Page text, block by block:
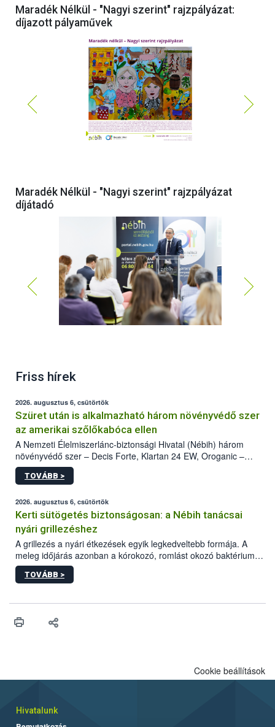
Maradék Nélkül - "Nagyi szerint" rajzpályázat:
díjazott pályaművek
Maradék Nélkül - "Nagyi szerint" rajzpályázat
díjátadó
Friss hírek
2026. augusztus 6, csütörtök
Szüret után is alkalmazható három növényvédő szer
az amerikai szőlőkabóca ellen
A Nemzeti Élelmiszerlánc-biztonsági Hivatal (Nébih) három
növényvédő szer – Decis Forte, Klartan 24 EW, Oroganic –
engedélyokiratát módosította, így azok a szüretet követően,
egészen a vesszőérettség (BBCH 91) stádiumáig
érésű szőlőkben is legyen lehetőség a károsító elleni további
védekezésre. Az Oroganic készítmény kis kiszerelésben kiskerti
felhasználók számára is elérhető és ökológiai termesztésben is
engedélyezett.
TOVÁBB >
2026. augusztus 6, csütörtök
Kerti sütögetés biztonságosan: a Nébih tanácsai
nyári grillezéshez
A grillezés a nyári étkezések egyik legkedveltebb formája. A
meleg időjárás azonban a kórokozó, romlást okozó baktériumok
gyorsabb szaporodásának is kedvez. A szabadtéri sütögetés
ezért nem csupán a megfelelő sütési technikáról szól: legalább
higiéniai szabályok betartása, a megfelelő hőkezelés, valamint a
biztonsági Hivatal (Nébih) Oktatási Programja összegyűjtötte a
TOVÁBB >
Cookie beállítások
Hivatalunk